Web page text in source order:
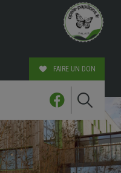
FAIRE UN DON